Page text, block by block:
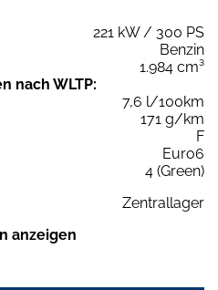
221 kW / 300 PS
Benzin
1.984 cm³
nach WLTP:
7,6 l/100km
171 g/km
F
Euro6
4 (Green)
Zentrallager
anzeigen